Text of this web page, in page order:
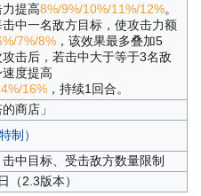
提高8%/9%/10%/11%/12%。
中一名敌方目标，使攻击力额
7%/8%，该效果最多叠加5
击后，若击中大于等于3名敌
度提高
16%，持续1回合。
商店」
制）
中目标、受击敌方数量限制
（2.3版本）